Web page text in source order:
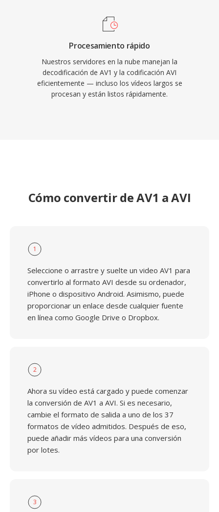
Procesamiento rápido
Nuestros servidores en la nube manejan la
decodificación de AV1 y la codificación AVI
eficientemente — incluso los vídeos largos se
procesan y están listos rápidamente.
Cómo convertir de AV1 a AVI
1
Seleccione o arrastre y suelte un video AV1 para
convertirlo al formato AVI desde su ordenador,
iPhone o dispositivo Android. Asimismo, puede
proporcionar un enlace desde cualquier fuente
en línea como Google Drive o Dropbox.
2
Ahora su vídeo está cargado y puede comenzar
la conversión de AV1 a AVI. Si es necesario,
cambie el formato de salida a uno de los 37
formatos de vídeo admitidos. Después de eso,
puede añadir más vídeos para una conversión
por lotes.
3